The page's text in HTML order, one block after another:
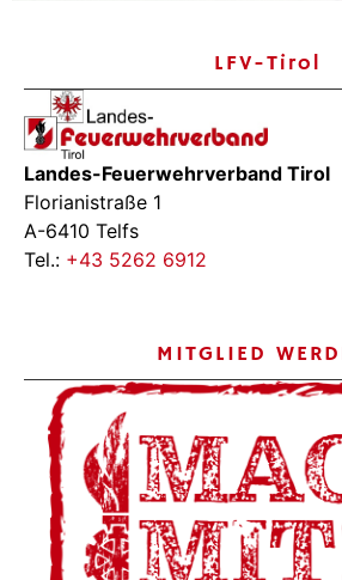
LFV-Tirol
Landes-Feuerwehrverband Tirol
Florianistraße 1
A-6410 Telfs
Tel.: +43 5262 6912
MITGLIED